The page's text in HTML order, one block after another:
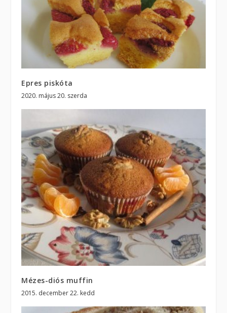
Epres piskóta
2020. május 20. szerda
Mézes-diós muffin
2015. december 22. kedd